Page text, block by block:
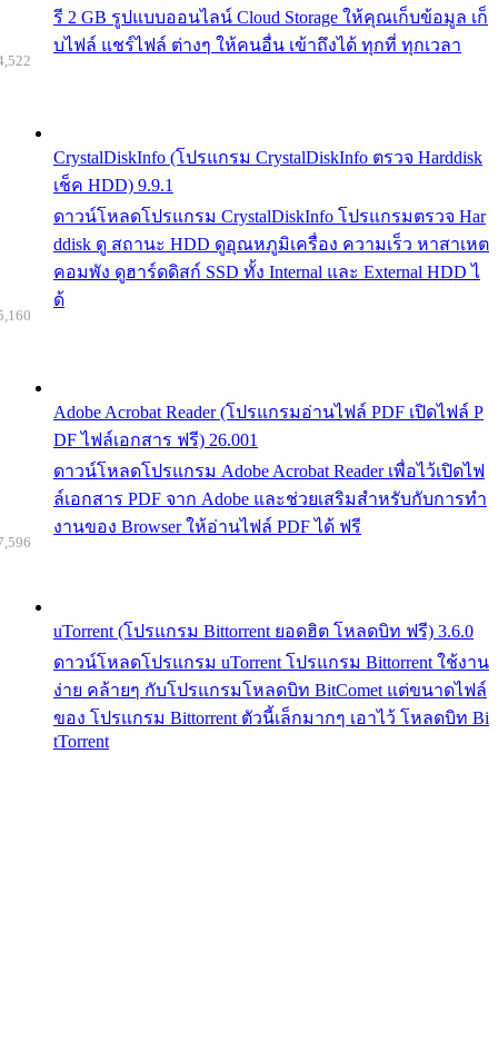
รี 2 GB รูปแบบออนไลน์ Cloud Storage ให้คุณเก็บข้อมูล เก็
บไฟล์ แชร์ไฟล์ ต่างๆ ให้คนอื่น เข้าถึงได้ ทุกที่ ทุกเวลา
CrystalDiskInfo (โปรแกรม CrystalDiskInfo ตรวจ Harddisk
เช็ค HDD) 9.9.1
ดาวน์โหลดโปรแกรม CrystalDiskInfo โปรแกรมตรวจ Har
ddisk ดู สถานะ HDD ดูอุณหภูมิเครื่อง ความเร็ว หาสาเหต
คอมพัง ดูฮาร์ดดิสก์ SSD ทั้ง Internal และ External HDD ไ
ด้
Adobe Acrobat Reader (โปรแกรมอ่านไฟล์ PDF เปิดไฟล์ P
DF ไฟล์เอกสาร ฟรี) 26.001
ดาวน์โหลดโปรแกรม Adobe Acrobat Reader เพื่อไว้เปิดไฟ
ล์เอกสาร PDF จาก Adobe และช่วยเสริมสำหรับกับการทำ
งานของ Browser ให้อ่านไฟล์ PDF ได้ ฟรี
uTorrent (โปรแกรม Bittorrent ยอดฮิต โหลดบิท ฟรี) 3.6.0
ดาวน์โหลดโปรแกรม uTorrent โปรแกรม Bittorrent ใช้งาน
ง่าย คล้ายๆ กับโปรแกรมโหลดบิท BitComet แต่ขนาดไฟล์
ของ โปรแกรม Bittorrent ตัวนี้เล็กมากๆ เอาไว้ โหลดบิท Bi
tTorrent